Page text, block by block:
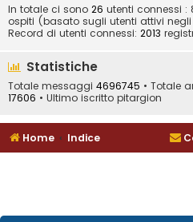
In totale ci sono 26 utenti connessi :
ospiti (basato sugli utenti attivi
Record di utenti connessi: 2013
Statistiche
Totale messaggi 4696745 • Totale
17606 • Ultimo iscritto pitargion
Home Indice